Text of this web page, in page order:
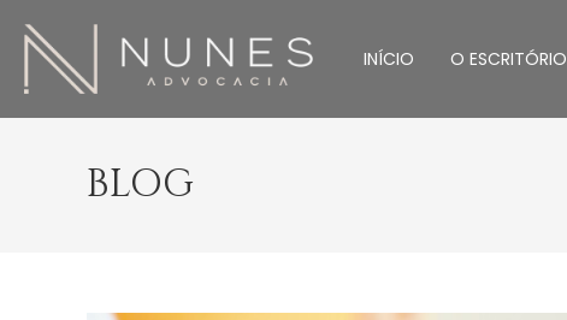
INÍCIO O ESCRITÓRIO
BLOG